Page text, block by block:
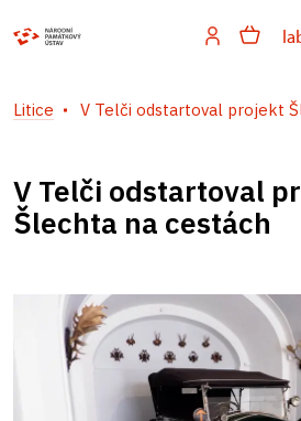
Litice V Telči odstartoval projekt
V Telči odstartoval
Šlechta na cestách